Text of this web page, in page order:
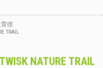
徑
TRAIL
TWISK NATURE TRAIL